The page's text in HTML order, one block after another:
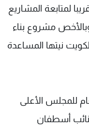
لمتابعة المشاريع
وبالأخص مشروع بناء
نيتها المساعدة
للمجلس الأعلى
أسطفان